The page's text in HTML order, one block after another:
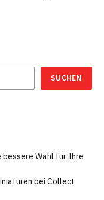
SUCHEN
bessere Wahl für Ihre
bei Collect